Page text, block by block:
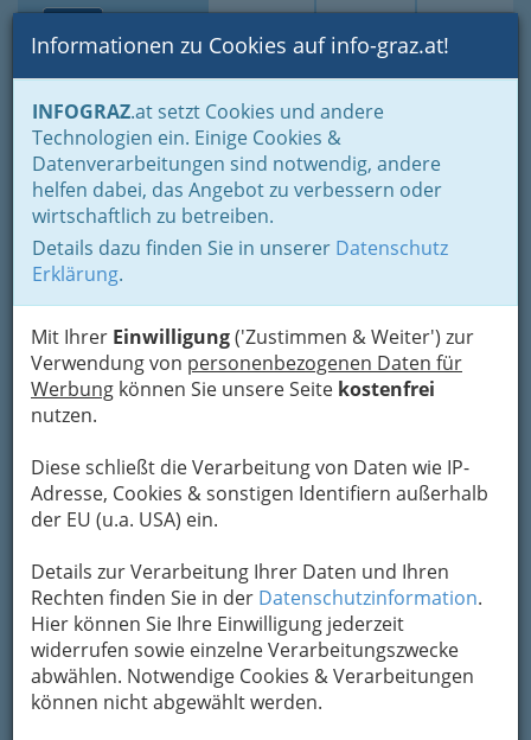
Suche Login Toggle
Informationen zu Cookies auf info-graz.at!
INFOGRAZ.at setzt Cookies und andere
Technologien ein. Einige Cookies &
Datenverarbeitungen sind notwendig, andere
helfen dabei, das Angebot zu verbessern oder
wirtschaftlich zu betreiben.
Details dazu finden Sie in unserer Datenschutz
Erklärung.
Mit Ihrer Einwilligung('Zustimmen & Weiter') zur
Verwendung von personenbezogenen Daten für
Werbung können Sie unsere Seite kostenfrei
nutzen.
Diese schließt die Verarbeitung von Daten wie IP-
Adresse, Cookies & sonstigen Identifiern außerhalb
der EU (u.a. USA) ein.
Details zur Verarbeitung Ihrer Daten und Ihren
Rechten finden Sie in der Datenschutzinformation.
Hier können Sie Ihre Einwilligung jederzeit
widerrufen sowie einzelne Verarbeitungszwecke
abwählen. Notwendige Cookies & Verarbeitungen
können nicht abgewählt werden.
Home Branchen
Einkaufen & Schenken - der Handel
Handel in Graz
Dinge des täglichen Lebens
Lebensmittelhandel allgemein
Lebensmittelhandel
allgemein
Lebensmittelhändler, Supermärkte, Lebensmittelgeschäfte,
Lebensmittelhandel, Lebensmittelshops, .... . Händler für
Lebensmittel in Graz:
Bezirksauswahl
Alle Bezirke
Xocolat Graz - Inh. Ramona Mahr
Sackstraße 10, 8010 Graz
+43 316 826 046
E-Mail
Karte & Routenplaner
Eintrag ändern
Kategorien